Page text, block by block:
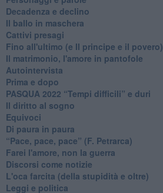
Decadenza e declino
Il ballo in maschera
Cattivi presagi
Fino all'ultimo (e Il principe e il povero)
Il matrimonio, l'amore in pantofole
Autointervista
Prima e dopo
​PASQUA 2022 “Tempi difficili” e duri
Il diritto al sogno
Equivoci
Di paura in paura
​“Pace, pace, pace” (F. Petrarca)
Farei l'amore, non la guerra
Discorsi come notizie
L'oca farcita (della stupidità e oltre)
Leggi e politica